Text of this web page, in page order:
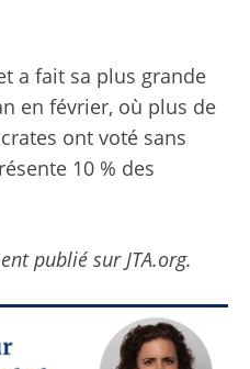
a fait sa plus grande
en février, où plus de
ont voté sans
10 % des
publié sur JTA.org.